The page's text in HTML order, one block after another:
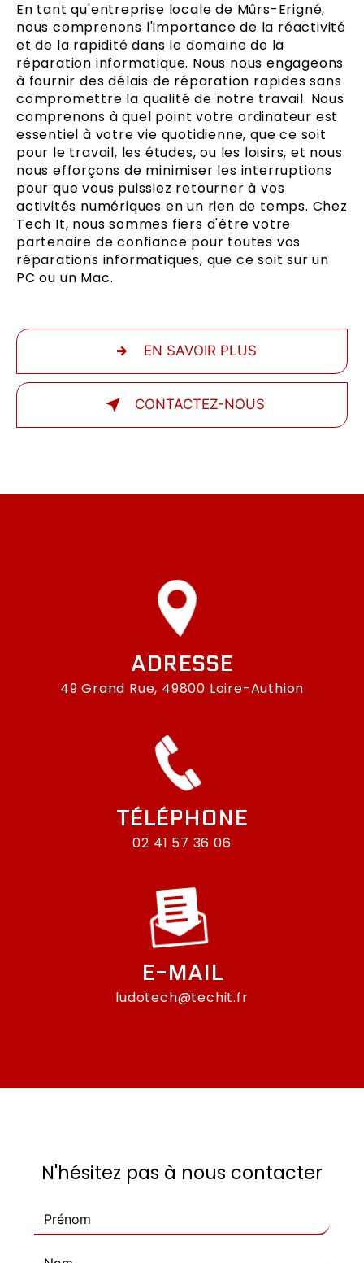
En tant qu'entreprise locale de Mûrs-Erigné,
nous comprenons l'importance de la réactivité
et de la rapidité dans le domaine de la
réparation informatique. Nous nous engageons
à fournir des délais de réparation rapides sans
compromettre la qualité de notre travail. Nous
comprenons à quel point votre ordinateur est
essentiel à votre vie quotidienne, que ce soit
pour le travail, les études, ou les loisirs, et nous
nous efforçons de minimiser les interruptions
pour que vous puissiez retourner à vos
activités numériques en un rien de temps. Chez
Tech It, nous sommes fiers d'être votre
partenaire de confiance pour toutes vos
réparations informatiques, que ce soit sur un
PC ou un Mac.
EN SAVOIR PLUS
CONTACTEZ-NOUS
ADRESSE
49 Grand Rue, 49800 Loire-Authion
TÉLÉPHONE
02 41 57 36 06
E-MAIL
ludotech@techit.fr
N'hésitez pas à nous contacter